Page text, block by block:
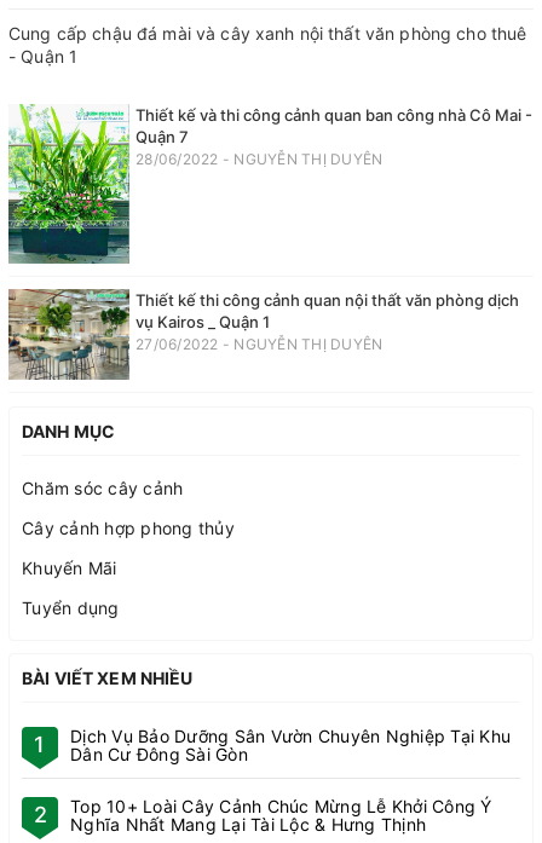
Cung cấp chậu đá mài và cây xanh nội thất văn phòng cho thuê
- Quận 1
Thiết kế và thi công cảnh quan ban công nhà Cô Mai -
Quận 7
28/06/2022 - NGUYỄN THỊ DUYÊN
Thiết kế thi công cảnh quan nội thất văn phòng dịch
vụ Kairos _ Quận 1
27/06/2022 - NGUYỄN THỊ DUYÊN
DANH MỤC
Chăm sóc cây cảnh
Cây cảnh hợp phong thủy
Khuyến Mãi
Tuyển dụng
BÀI VIẾT XEM NHIỀU
1
Dịch Vụ Bảo Dưỡng Sân Vườn Chuyên Nghiệp Tại Khu
Dân Cư Đông Sài Gòn
2
Top 10+ Loài Cây Cảnh Chúc Mừng Lễ Khởi Công Ý
Nghĩa Nhất Mang Lại Tài Lộc & Hưng Thịnh